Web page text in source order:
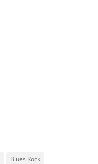
Blues Rock